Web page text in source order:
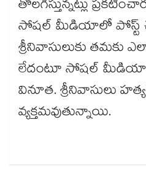
తొలగిస్తున్నట్లు
సోషల్ మీడియాలో పోస్ట్
శ్రీనివాసులుకు తమకు
లేదంటూ సోషల్ మీడియా
వినూత. శ్రీనివాసులు
వ్యక్తమవుతున్నాయి.